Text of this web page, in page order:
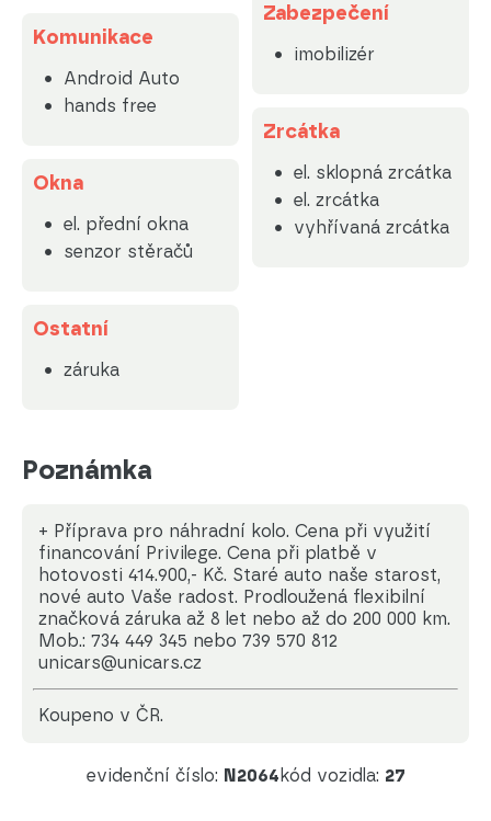
Komunikace
Android Auto
hands free
Okna
el. přední okna
senzor stěračů
Ostatní
záruka
Zabezpečení
imobilizér
Zrcátka
el. sklopná zrcátka
el. zrcátka
vyhřívaná zrcátka
Poznámka
+ Příprava pro náhradní kolo. Cena při využití
financování Privilege. Cena při platbě v
hotovosti 414.900,- Kč. Staré auto naše starost,
nové auto Vaše radost. Prodloužená flexibilní
značková záruka až 8 let nebo až do 200 000 km.
Mob.: 734 449 345 nebo 739 570 812
unicars@unicars.cz
koupeno v ČR.
evidenční číslo: N2064 kód vozidla: 27